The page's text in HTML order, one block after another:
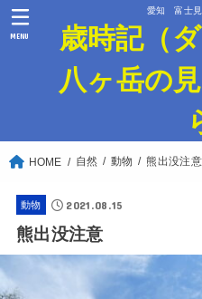
愛知 富士
歳時記（
八ヶ岳の
MENU
HOME 自然 動物 熊出没注意
動物 2021.08.15
熊出没注意